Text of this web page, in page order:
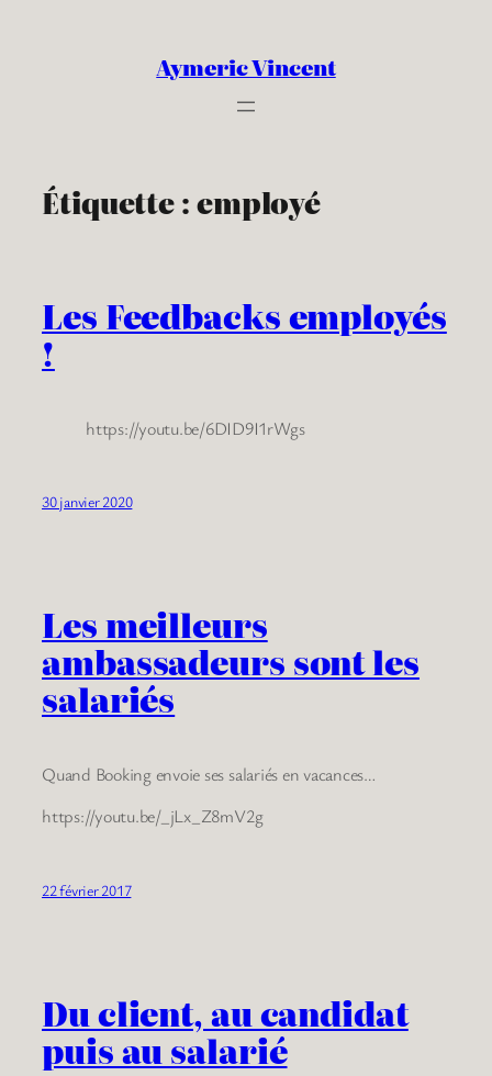
Aymeric Vincent
Étiquette :employé
Les Feedbacks employés
!
https://youtu.be/6DID9I1rWgs
30 janvier 2020
Les meilleurs
ambassadeurs sont les
salariés
Quand Booking envoie ses salariés en vacances…
https://youtu.be/_jLx_Z8mV2g
22 février 2017
Du client, au candidat
puis au salarié